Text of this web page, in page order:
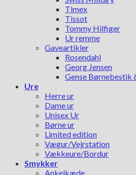
Timex
Tissot
Tommy Hilfiger
Ur remme
Gaveartikler
Rosendahl
Georg Jensen
Gense Børnebestik
Ure
Herre ur
Dame ur
Unisex Ur
Børne ur
Limited edition
Vægur/Vejrstation
Vækkeure/Bordur
Smykker
Ankelkæde